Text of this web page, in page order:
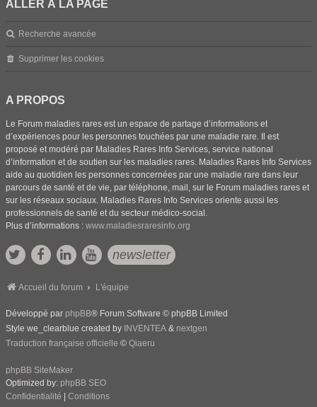
ALLER À LA PAGE
Recherche avancée
Supprimer les cookies
A PROPOS
Le Forum maladies rares est un espace de partage d’informations et
d’expériences pour les personnes touchées par une maladie rare. Il est
proposé et modéré par Maladies Rares Info Services, service national
d’information et de soutien sur les maladies rares. Maladies Rares Info Services
aide au quotidien les personnes concernées par une maladie rare dans leur
parcours de santé et de vie, par téléphone, mail, sur le Forum maladies rares et
sur les réseaux sociaux. Maladies Rares Info Services oriente aussi les
professionnels de santé et du secteur médico-social.
Plus d’informations : www.maladiesraresinfo.org
newsletter
Accueil du forum L'équipe
Développé par phpBB® Forum Software © phpBB Limited
Style we_clearblue created by INVENTEA & nextgen
Traduction française officielle © Qiaeru
phpBB SiteMaker
Optimized by: phpBB SEO
Confidentialité
Conditions